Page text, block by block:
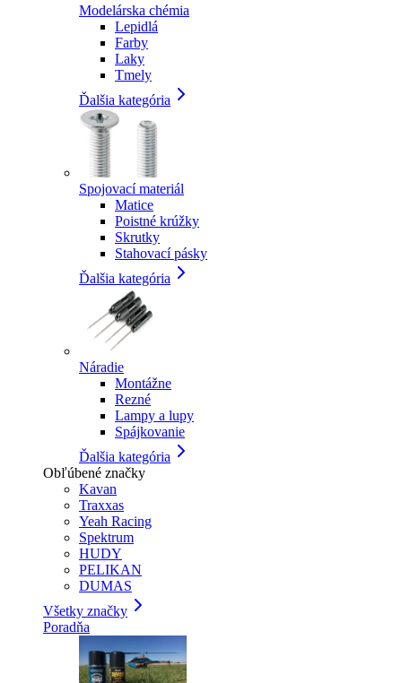
Modelárska chémia
Lepidlá
Farby
Laky
Tmely
Ďalšia kategória
Spojovací materiál
Matice
Poistné krúžky
Skrutky
Stahovací pásky
Ďalšia kategória
Náradie
Montážne
Rezné
Lampy a lupy
Spájkovanie
Ďalšia kategória
Obľúbené značky
Kavan
Traxxas
Yeah Racing
Spektrum
HUDY
PELIKAN
DUMAS
Všetky značky
Poradňa